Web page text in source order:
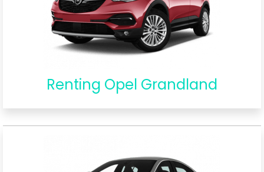
Renting Opel Grandland